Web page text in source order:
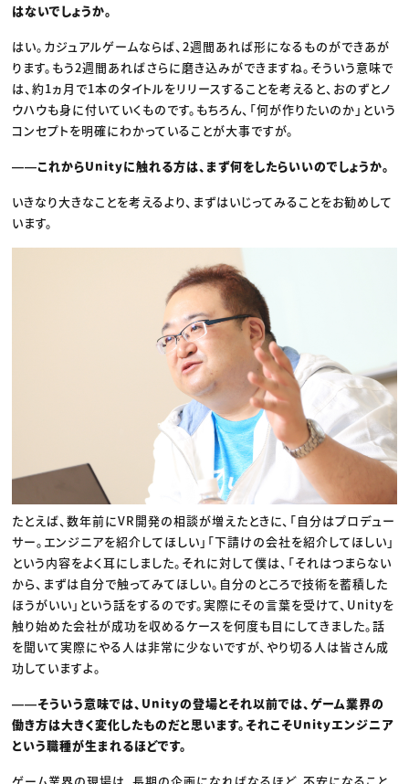
はないでしょうか。
はい。カジュアルゲームならば、2週間あれば形になるものができあが
ります。もう2週間あればさらに磨き込みができますね。そういう意味で
は、約1ヵ月で1本のタイトルをリリースすることを考えると、おのずとノ
ウハウも身に付いていくものです。もちろん、「何が作りたいのか」という
コンセプトを明確にわかっていることが大事ですが。
――これからUnityに触れる方は、まず何をしたらいいのでしょうか。
いきなり大きなことを考えるより、まずはいじってみることをお勧めして
います。
たとえば、数年前にVR開発の相談が増えたときに、「自分はプロデュー
サー。エンジニアを紹介してほしい」「下請けの会社を紹介してほしい」
という内容をよく耳にしました。それに対して僕は、「それはつまらない
から、まずは自分で触ってみてほしい。自分のところで技術を蓄積した
ほうがいい」という話をするのです。実際にその言葉を受けて、Unityを
触り始めた会社が成功を収めるケースを何度も目にしてきました。話
を聞いて実際にやる人は非常に少ないですが、やり切る人は皆さん成
功していますよ。
――そういう意味では、Unityの登場とそれ以前では、ゲーム業界の
働き方は大きく変化したものだと思います。それこそUnityエンジニア
という職種が生まれるほどです。
ゲーム業界の現場は、長期の企画になればなるほど、不安になること